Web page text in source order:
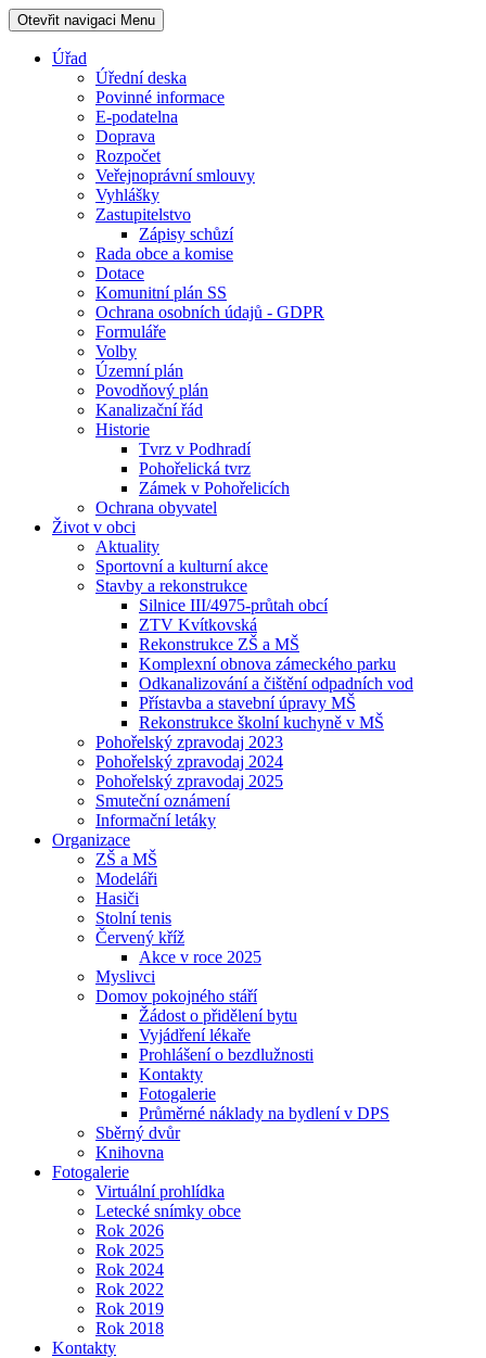
Otevřit navigaci Menu
Úřad
Úřední deska
Povinné informace
E-podatelna
Doprava
Rozpočet
Veřejnoprávní smlouvy
Vyhlášky
Zastupitelstvo
Zápisy schůzí
Rada obce a komise
Dotace
Komunitní plán SS
Ochrana osobních údajů - GDPR
Formuláře
Volby
Územní plán
Povodňový plán
Kanalizační řád
Historie
Tvrz v Podhradí
Pohořelická tvrz
Zámek v Pohořelicích
Ochrana obyvatel
Život v obci
Aktuality
Sportovní a kulturní akce
Stavby a rekonstrukce
Silnice III/4975-průtah obcí
ZTV Kvítkovská
Rekonstrukce ZŠ a MŠ
Komplexní obnova zámeckého parku
Odkanalizování a čištění odpadních vod
Přístavba a stavební úpravy MŠ
Rekonstrukce školní kuchyně v MŠ
Pohořelský zpravodaj 2023
Pohořelský zpravodaj 2024
Pohořelský zpravodaj 2025
Smuteční oznámení
Informační letáky
Organizace
ZŠ a MŠ
Modeláři
Hasiči
Stolní tenis
Červený kříž
Akce v roce 2025
Myslivci
Domov pokojného stáří
Žádost o přidělení bytu
Vyjádření lékaře
Prohlášení o bezdlužnosti
Kontakty
Fotogalerie
Průměrné náklady na bydlení v DPS
Sběrný dvůr
Knihovna
Fotogalerie
Virtuální prohlídka
Letecké snímky obce
Rok 2026
Rok 2025
Rok 2024
Rok 2022
Rok 2019
Rok 2018
Kontakty